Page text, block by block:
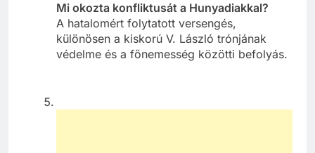
Mi okozta konfliktusát a Hunyadiakkal?
A hatalomért folytatott versengés,
különösen a kiskorú V. László trónjának
védelme és a főnemesség közötti befolyás.